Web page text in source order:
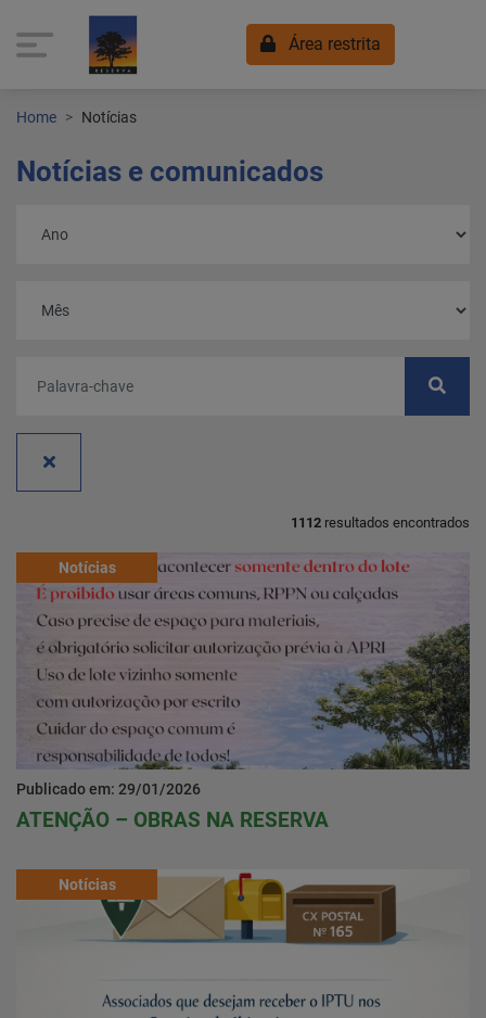
Área restrita
Home
Notícias
Localização
Contato
Baixe o App
Área restrita
Home Notícias
Notícias e comunicados
1112 resultados encontrados
Notícias
Publicado em: 29/01/2026
ATENÇÃO – OBRAS NA RESERVA
Notícias